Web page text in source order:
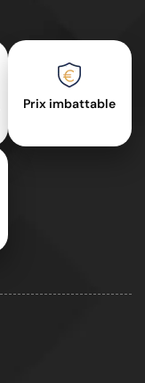
Prix imbattable